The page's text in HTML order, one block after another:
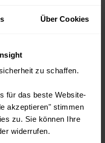
Über Cookies
zu schaffen.
für das beste Website-
akzeptieren" stimmen
zu. Sie können Ihre
widerrufen.
zu sorgen, werden in §9
unterschiedliche
dienen
die Sicherheit von
Darunter fallen